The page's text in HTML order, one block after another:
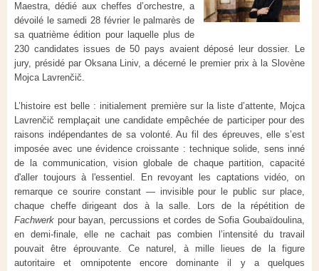
Maestra, dédié aux cheffes d’orchestre, a
dévoilé le samedi 28 février le palmarès de
sa quatrième édition pour laquelle plus de
230 candidates issues de 50 pays avaient déposé leur dossier. Le
jury, présidé par Oksana Liniv, a décerné le premier prix à la Slovène
Mojca Lavrenčič.
L’histoire est belle : initialement première sur la liste d’attente, Mojca
Lavrenčič remplaçait une candidate empêchée de participer pour des
raisons indépendantes de sa volonté. Au fil des épreuves, elle s’est
imposée avec une évidence croissante : technique solide, sens inné
de la communication, vision globale de chaque partition, capacité
d'aller toujours à l'essentiel. En revoyant les captations vidéo, on
remarque ce sourire constant — invisible pour le public sur place,
chaque cheffe dirigeant dos à la salle. Lors de la répétition de
Fachwerk pour bayan, percussions et cordes de Sofia Goubaïdoulina,
en demi-finale, elle ne cachait pas combien l’intensité du travail
pouvait être éprouvante. Ce naturel, à mille lieues de la figure
autoritaire et omnipotente encore dominante il y a quelques